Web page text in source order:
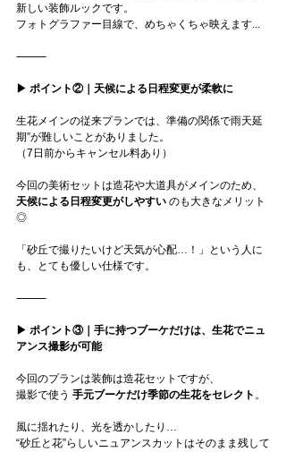
新しい装飾ルックです。
フォトグラファー目線で、めちゃくちゃ映えます...
⸻
▶︎ ポイント②｜天候による日程変更が柔軟に
生花メインの従来プランでは、準備の関係で雨天延
期”が難しいことがありました。
（7日前からキャンセル料あり）
今回の美術セットは造花や大道具がメインのため、
天候による日程変更がしやすい のも大きなメリット
◎
「砂丘で撮りたいけど天気が心配…！」という人に
も、とても優しい仕様です。
⸻
▶︎ ポイント③｜手に持つブーケだけは、生花でニュ
アンス撮影が可能
今回のプランは装飾は造花セットですが、
撮影で使う 手元ブーケだけ季節の生花をセレクト 。
風に揺れたり、光を透かしたり…
“砂丘と花”らしいニュアンスカットはそのまま残して